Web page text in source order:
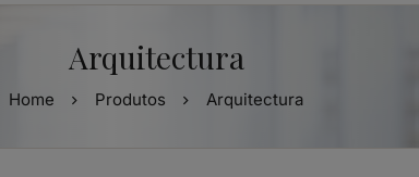
Home Produtos Arquitectura
Arquitectura